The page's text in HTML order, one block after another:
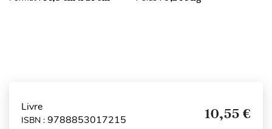
Livre
ISBN : 9788853017215 10,55 €